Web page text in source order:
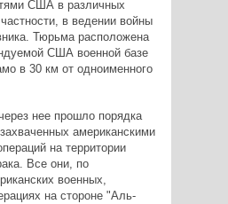
США в различных
в ведении войны
Тюрьма расположена
США военной базе
в 30 км от одноименного
нее прошло порядка
американскими
на территории
Все они, по
военных,
на стороне "Аль-